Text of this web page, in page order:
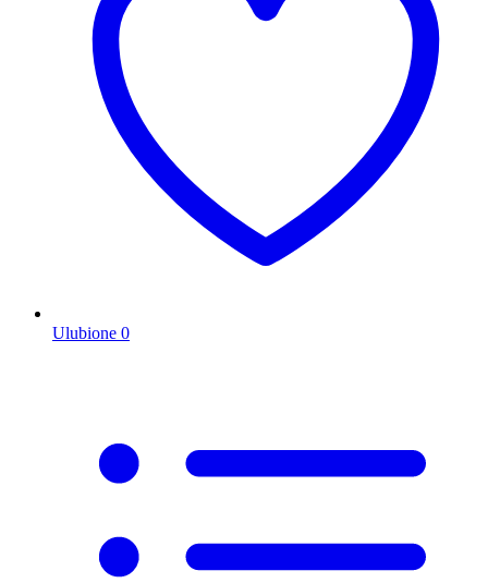
Ulubione 0